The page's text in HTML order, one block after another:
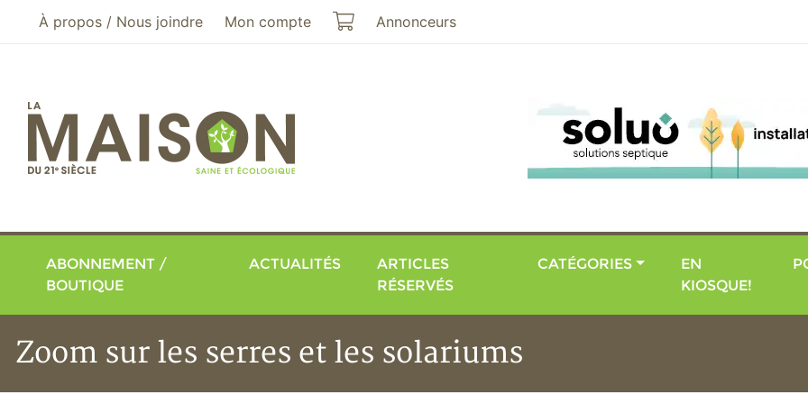
Aller au menu principal
Aller au contenu principal
À propos / Nous joindre Mon compte Mon panier
Annonceurs
ABONNEMENT /
BOUTIQUE
ACTUALITÉS
ARTICLES
RÉSERVÉS
CATÉGORIES
EN
KIOSQUE!
Zoom sur les serres et les solariums